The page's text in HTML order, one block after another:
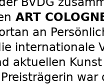
ART
an
internationale
aktuellen
war